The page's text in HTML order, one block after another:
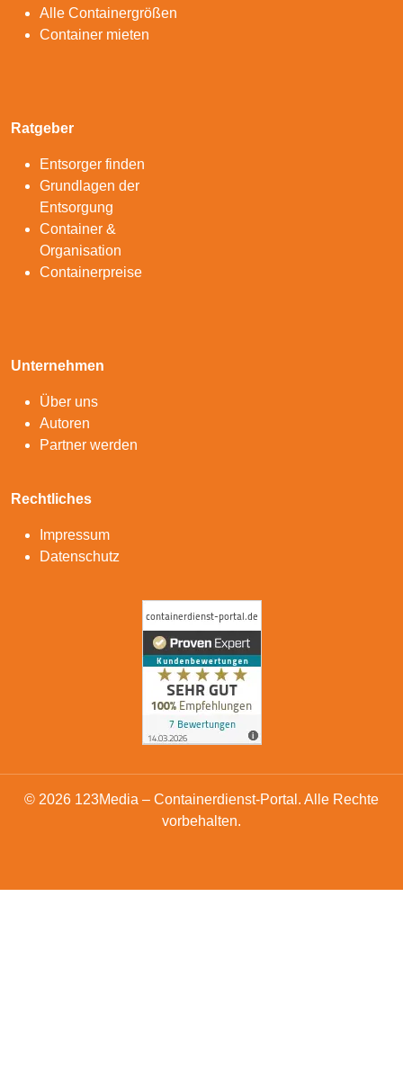
Alle Containergrößen
Container mieten
Ratgeber
Entsorger finden
Grundlagen der
Entsorgung
Container &
Organisation
Containerpreise
Unternehmen
Über uns
Autoren
Partner werden
Rechtliches
Impressum
Datenschutz
© 2026 123Media – Containerdienst-Portal. Alle Rechte
vorbehalten.